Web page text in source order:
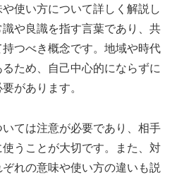
使い方について詳しく解説し
や良識を指す言葉であり、共
つべき概念です。地域や時代
ため、自己中心的にならずに
があります。
ては注意が必要であり、相手
うことが大切です。また、対
れの意味や使い方の違いも説